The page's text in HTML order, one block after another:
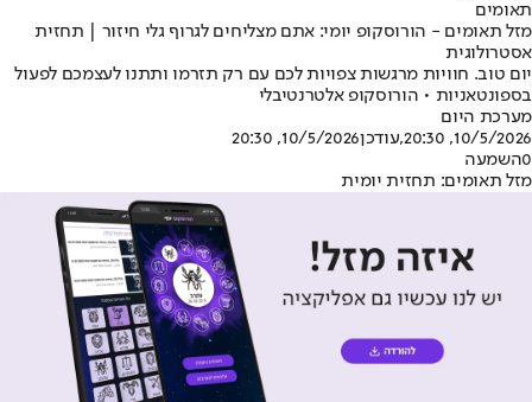
תאומים
מזל תאומים - הורוסקופ יומי: אתם מצליחים לגרוף גלי חיזור | תחזית
אסטרולוגית
יום טוב. חוויות מרגשות צפויות לכם עם רק תזרמו ותתנו לעצמכם לפעול
בספונטאניות • הורוסקופ אלטרנטיבלי
מערכת היום
10/5/2026, 20:30
,עודכן10/5/2026, 20:30
0השמעה
מזל תאומים: תחזית יומית